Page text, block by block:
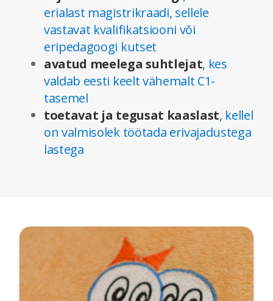
erialast magistrikraadi, sellele
vastavat kvalifikatsiooni või
eripedagoogi kutset
avatud meelega suhtlejat, kes
valdab eesti keelt vähemalt C1-
tasemel
toetavat ja tegusat kaaslast, kellel
on valmisolek töötada erivajadustega
lastega